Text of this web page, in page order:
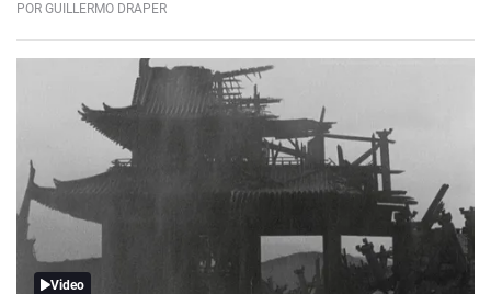
POR GUILLERMO DRAPER
Video